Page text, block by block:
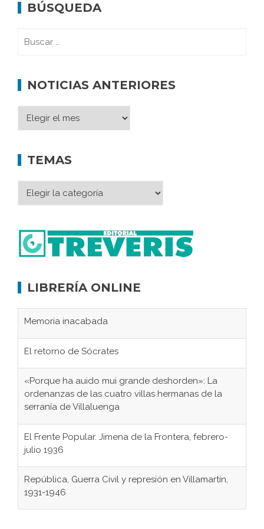
BÚSQUEDA
NOTICIAS ANTERIORES
TEMAS
LIBRERÍA ONLINE
Memoria inacabada
El retorno de Sócrates
«Porque ha auido mui grande deshorden»: La
ordenanzas de las cuatro villas hermanas de la
serranía de Villaluenga
El Frente Popular. Jimena de la Frontera, febrero-
julio 1936
República, Guerra Civil y represión en Villamartín,
1931-1946